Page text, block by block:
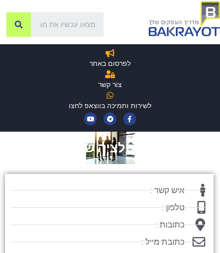
לפרסום באתר
צור קשר
לשירות ותמיכה בווצאפ לחצו
אינסטלציה שלמה
איש קשר :
טלפון :
כתובות :
כתובת מייל :